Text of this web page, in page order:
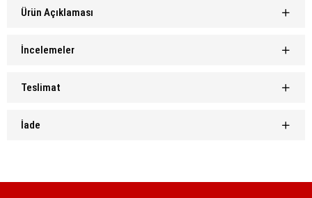
Ürün Açıklaması
İncelemeler
Teslimat
İade